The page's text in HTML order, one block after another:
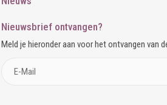
Nieuwsbrief ontvangen?
Meld je hieronder aan voor het ontvangen van